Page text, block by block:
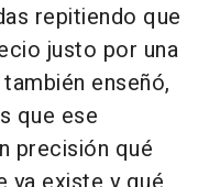
repitiendo que
justo por una
enseñó,
que ese
precisión qué